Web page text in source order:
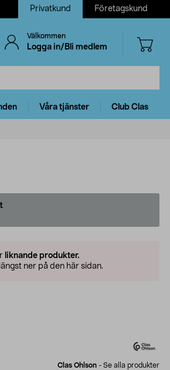
Privatkund Företagskund
Välkommen
Logga in/Bli medlem
Våra tjänster Club Clas
liknande produkter.
ner på den här sidan.
Clas Ohlson - Se alla produkter